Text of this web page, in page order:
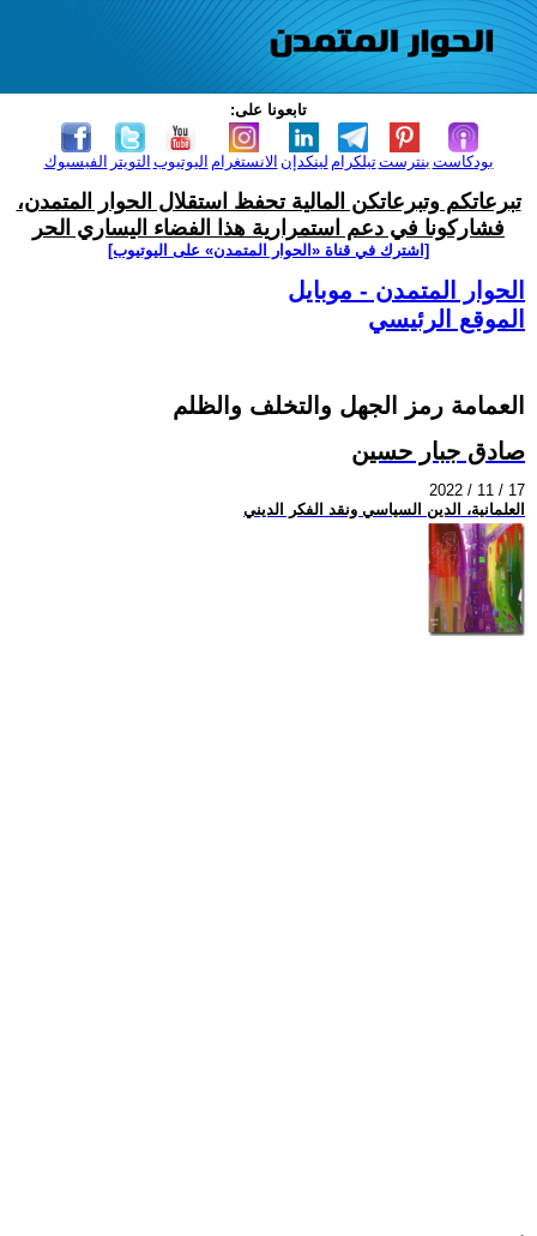
تابعونا على:
الفيسبوك التويتر اليوتيوب الانستغرام لينكدإن تيلكرامبنترست بودكاست
تبرعاتكم وتبرعاتكن المالية تحفظ استقلال الحوار المتمدن،
فشاركونا في دعم استمرارية هذا الفضاء اليساري الحر
[اشترك في قناة ‫«الحوار المتمدن» على اليوتيوب]
الحوار المتمدن - موبايل
الموقع الرئيسي
العمامة رمز الجهل والتخلف والظلم
صادق جبار حسين
2022 / 11 / 17
العلمانية، الدين السياسي ونقد الفكر الديني